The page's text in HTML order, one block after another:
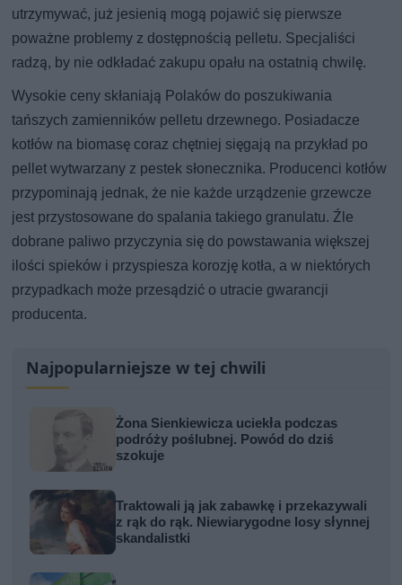
utrzymywać, już jesienią mogą pojawić się pierwsze
poważne problemy z dostępnością pelletu. Specjaliści
radzą, by nie odkładać zakupu opału na ostatnią chwilę.
Wysokie ceny skłaniają Polaków do poszukiwania
tańszych zamienników pelletu drzewnego. Posiadacze
kotłów na biomasę coraz chętniej sięgają na przykład po
pellet wytwarzany z pestek słonecznika. Producenci kotłów
przypominają jednak, że nie każde urządzenie grzewcze
jest przystosowane do spalania takiego granulatu. Źle
dobrane paliwo przyczynia się do powstawania większej
ilości spieków i przyspiesza korozję kotła, a w niektórych
przypadkach może przesądzić o utracie gwarancji
producenta.
Najpopularniejsze w tej chwili
Żona Sienkiewicza uciekła podczas
podróży poślubnej. Powód do dziś
szokuje
Traktowali ją jak zabawkę i przekazywali
z rąk do rąk. Niewiarygodne losy słynnej
skandalistki